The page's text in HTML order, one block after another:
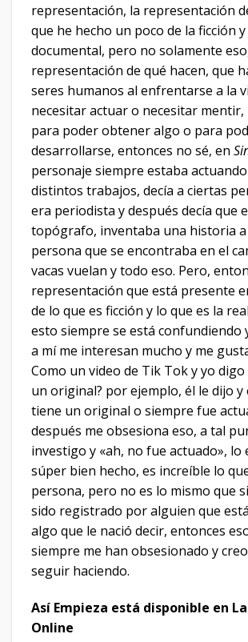
representación, la representación
que he hecho un poco de la ficción y
documental, pero no solamente
representación de qué hacen, que
seres humanos al enfrentarse a la
necesitar actuar o necesitar
para poder obtener algo o para
desarrollarse, entonces no sé, en
personaje siempre estaba
distintos trabajos, decía a ciertas
era periodista y después decía que
topógrafo, inventaba una historia a
persona que se encontraba en el
vacas vuelan y todo eso. Pero,
representación que está presente
de lo que es ficción y lo que es la
esto siempre se está confundiendo
a mí me interesan mucho y me
Como un video de Tik Tok y yo digo
un original? por ejemplo, él le dijo y
tiene un original o siempre fue
después me obsesiona eso, a tal
investigo y «ah, no fue actuado», lo
súper bien hecho, es increíble lo
persona, pero no es lo mismo que
sido registrado por alguien que
algo que le nació decir, entonces
siempre me han obsesionado y
seguir haciendo.
Así Empieza está disponible en
Online